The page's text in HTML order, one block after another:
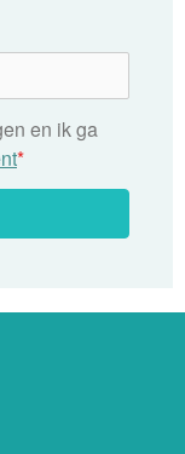
en ik ga
*